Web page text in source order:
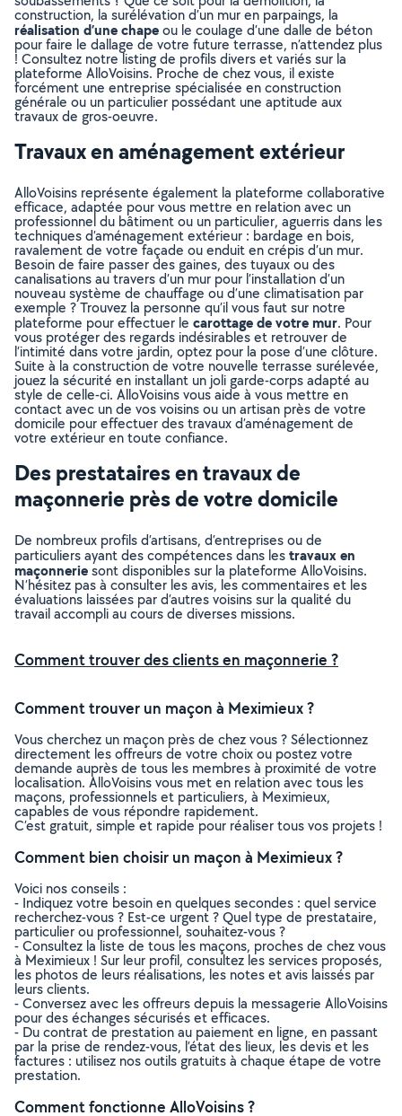
construction, la surélévation d’un mur en parpaings, la
réalisation d’une chapeou le coulage d’une dalle de béton
pour faire le dallage de votre future terrasse, n’attendez plus
! Consultez notre listing de profils divers et variés sur la
plateforme AlloVoisins. Proche de chez vous, il existe
forcément une entreprise spécialisée en construction
générale ou un particulier possédant une aptitude aux
travaux de gros-oeuvre.
Travaux en aménagement extérieur
AlloVoisins représente également la plateforme collaborative
efficace, adaptée pour vous mettre en relation avec un
professionnel du bâtiment ou un particulier, aguerris dans les
techniques d’aménagement extérieur : bardage en bois,
ravalement de votre façade ou enduit en crépis d’un mur.
Besoin de faire passer des gaines, des tuyaux ou des
canalisations au travers d’un mur pour l’installation d’un
nouveau système de chauffage ou d’une climatisation par
exemple ? Trouvez la personne qu’il vous faut sur notre
plateforme pour effectuer le carottage de votre mur. Pour
vous protéger des regards indésirables et retrouver de
l’intimité dans votre jardin, optez pour la pose d’une clôture.
Suite à la construction de votre nouvelle terrasse surélevée,
jouez la sécurité en installant un joli garde-corps adapté au
style de celle-ci. AlloVoisins vous aide à vous mettre en
contact avec un de vos voisins ou un artisan près de votre
domicile pour effectuer des travaux d’aménagement de
votre extérieur en toute confiance.
Des prestataires en travaux de
maçonnerie près de votre domicile
De nombreux profils d’artisans, d’entreprises ou de
particuliers ayant des compétences dans lestravaux en
maçonneriesont disponibles sur la plateforme AlloVoisins.
N’hésitez pas à consulter les avis, les commentaires et les
évaluations laissées par d’autres voisins sur la qualité du
travail accompli au cours de diverses missions.
Comment trouver des clients en maçonnerie ?
Comment trouver un maçon à Meximieux ?
Vous cherchez un maçon près de chez vous ? Sélectionnez
directement les offreurs de votre choix ou postez votre
demande auprès de tous les membres à proximité de votre
localisation. AlloVoisins vous met en relation avec tous les
maçons, professionnels et particuliers, à Meximieux,
capables de vous répondre rapidement.
C’est gratuit, simple et rapide pour réaliser tous vos projets !
Comment bien choisir un maçon à Meximieux ?
Voici nos conseils :
- Indiquez votre besoin en quelques secondes : quel service
recherchez-vous ? Est-ce urgent ? Quel type de prestataire,
particulier ou professionnel, souhaitez-vous ?
- Consultez la liste de tous les maçons, proches de chez vous
à Meximieux ! Sur leur profil, consultez les services proposés,
les photos de leurs réalisations, les notes et avis laissés par
leurs clients.
- Conversez avec les offreurs depuis la messagerie AlloVoisins
pour des échanges sécurisés et efficaces.
- Du contrat de prestation au paiement en ligne, en passant
par la prise de rendez-vous, l’état des lieux, les devis et les
factures : utilisez nos outils gratuits à chaque étape de votre
prestation.
Comment fonctionne AlloVoisins ?